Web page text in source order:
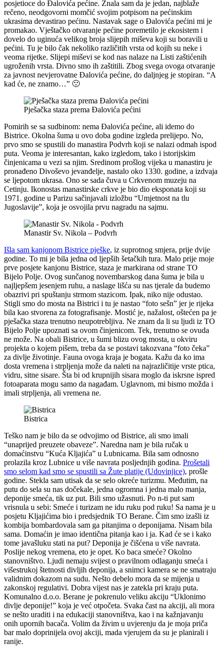
posjetioce do Đalovića pećine. Znala sam da je jedan, najblaže
rečeno, neodgovorni momčić svojim potpisom na pećinskim
ukrasima devastirao pećinu. Nastavak sage o Đalovića pećini mi je
promakao. Vještačko otvaranje pećine poremetilo je ekosistem i
dovelo do uginuća velikog broja slijepih miševa koji su boravili u
pećini. Tu je bilo čak nekoliko različitih vrsta od kojih su neke i
veoma rijetke. Slijepi miševi se kod nas nalaze na Listi zaštićenih
ugroženih vrsta. Divno smo ih zaštitili. Zbog svega ovoga otvaranje
za javnost nevjerovatne Đalovića pećine, do daljnjeg je stopiran. “A
kad će, ne znamo…” 🙁
Pješačka staza prema Đalovića pećini
Pomirih se sa sudbinom: nema Đalovića pećine, ali idemo do
Bistrice. Okolna šuma u ovo doba godine izgleda prelijepo. No,
prvo smo se spustili do manastira Podvrh koji se nalazi odmah ispod
puta. Veoma je interesantan, kako izgledom, tako i istorijskim
činjenicama u vezi sa njim. Sredinom prošlog vijeka u manastiru je
pronađeno Divoševo jevanđelje, nastalo oko 1330. godine, a izdvaja
se ljepotom ukrasa. Ono se sada čuva u Crkvenom muzeju na
Cetinju. Ikonostas manastirske crkve je bio dio eksponata koji su
1971. godine u Parizu sačinjavali izložbu “Umjetnost na tlu
Jugoslavije”, koja je osvojila prvu nagradu na sajmu.
Manastir Sv. Nikola – Podvrh
Išla sam kanjonom Bistrice pješke, iz suprotnog smjera, prije dvije
godine. To mi je bila jedna od ljepših šetačkih tura. Malo prije moje
prve posjete kanjonu Bistrice, staza je markirana od strane TO
Bijelo Polje. Ovog sunčanog novembarskog dana šuma je bila u
najljepšem jesenjem ruhu, a naslage lišća su nas tjerale da budemo
obazrivi pri spuštanju strmom stazicom. Ipak, niko nije odustao.
Stigli smo do mosta na Bistrici i tu je nastao “foto sešn” jer je rijeka
bila kao stvorena za fotografisanje. Mostić je, nažalost, oštećen pa je
pješačka staza trenutno neupotrebljiva. Ne znam da li su ljudi iz TO
Bijelo Polje upoznati sa ovom činjenicom. Tek, trenutno se ovuda
ne može. Na obali Bistrice, u šumi blizu ovog mosta, u okviru
projekta o kojem pišem, treba da se postavi takozvana “foto čeka”
za divlje životinje. Fauna ovoga kraja je bogata. Kažu da ko ima
dosta vremena i strpljenja može da naleti na najrazličitije vrste ptica,
vidru, sitne sisare. Šta bi od krupnijih sisara moglo da iskrsne ispred
fotoaparata mogu samo da nagađam. Uglavnom, mi bismo možda i
imali strpljenja, ali vremena ne.
Bistrica
Teško nam je bilo da se odvojimo od Bistrice, ali smo imali
“unaprijed preuzete obaveze”. Naredna nam je bila ručak u
domaćinstvu “Kuća Kljajića” u Lubnicama. Bila sam odnosno
prolazila kroz Lubnice u više navrata posljednjih godina. Prošetali
smo selom kad smo se spustili sa Žute platije (Udovinjice), prošle
godine. Stekla sam utisak da se selo okreće turizmu. Međutim, na
putu do sela su nas dočekale, jedna ogromna i jedna malo manja,
deponije smeća, tik uz put. Bili smo užasnuti. Po n-ti put sam
vrisnula u sebi: Smeće i turizam ne idu ruku pod ruku! Sa nama je u
posjetu Kljajićima bio i predsjednik TO Berane. Čim smo izašli iz
kombija bombardovala sam ga pitanjima o deponijama. Nisam bila
sama. Domaćin je imao identična pitanja kao i ja. Kad će se i kako
tome javašluku stati na put? Deponija je čišćena u više navrata.
Poslije nekog vremena, eto je opet. Ko baca smeće? Okolno
stanovništvo. Ljudi nemaju svijest o pravilnom odlaganju smeća i
višestrukoj štetnosti divljih deponija, a snimci kamera se ne smatraju
validnim dokazom na sudu. Nešto debelo mora da se mijenja u
zakonskoj regulativi. Dobra vijest nas je zatekla pri kraju puta.
Komunalno d.o.o. Berane je pokrenulo veliku akciju “Uklonimo
divlje deponije!” koja je već otpočeta. Svaka čast na akciji, ali mora
se nešto uraditi i na edukaciji stanovništva, kao i na kažnjavanju
onih upornih bacača. Volim da živim u uvjerenju da je moja priča
bar malo doprinijela ovoj akciji, mada vjerujem da su je planirali i
ranije.